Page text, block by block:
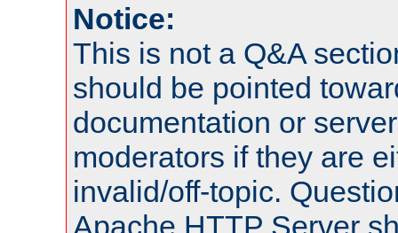
Notice:
This is not a Q&A
should be pointed
documentation or
moderators if they are
invalid/off-topic.
Apache HTTP Server